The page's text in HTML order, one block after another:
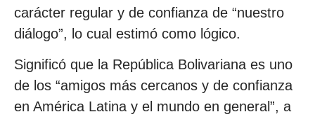
carácter regular y de confianza de “nuestro
diálogo”, lo cual estimó como lógico.
Significó que la República Bolivariana es uno
de los “amigos más cercanos y de confianza
en América Latina y el mundo en general”, a